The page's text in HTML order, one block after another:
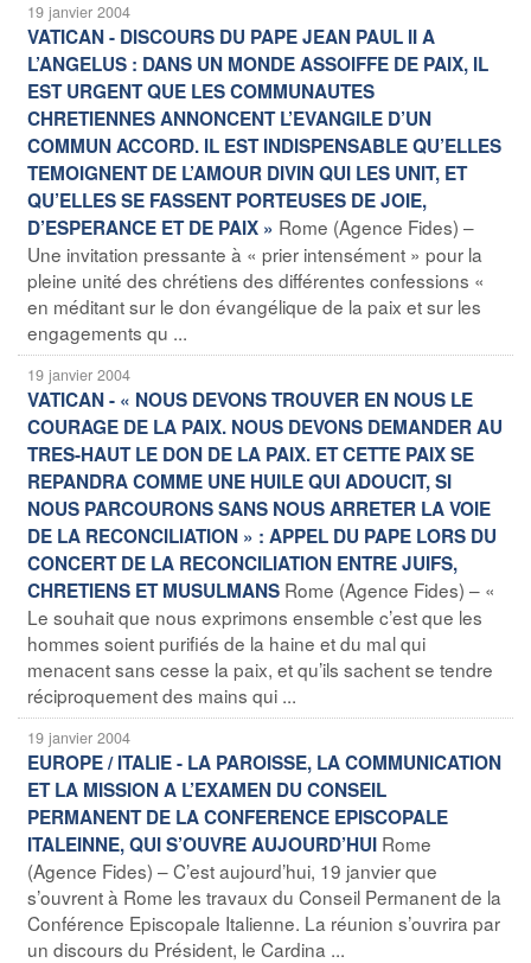
19 janvier 2004
VATICAN - DISCOURS DU PAPE JEAN PAUL II A
L’ANGELUS : DANS UN MONDE ASSOIFFE DE PAIX, IL
EST URGENT QUE LES COMMUNAUTES
CHRETIENNES ANNONCENT L’EVANGILE D’UN
COMMUN ACCORD. IL EST INDISPENSABLE QU’ELLES
TEMOIGNENT DE L’AMOUR DIVIN QUI LES UNIT, ET
QU’ELLES SE FASSENT PORTEUSES DE JOIE,
D’ESPERANCE ET DE PAIX » Rome (Agence Fides) –
Une invitation pressante à « prier intensément » pour la
pleine unité des chrétiens des différentes confessions «
en méditant sur le don évangélique de la paix et sur les
engagements qu ...
19 janvier 2004
VATICAN - « NOUS DEVONS TROUVER EN NOUS LE
COURAGE DE LA PAIX. NOUS DEVONS DEMANDER AU
TRES-HAUT LE DON DE LA PAIX. ET CETTE PAIX SE
REPANDRA COMME UNE HUILE QUI ADOUCIT, SI
NOUS PARCOURONS SANS NOUS ARRETER LA VOIE
DE LA RECONCILIATION » : APPEL DU PAPE LORS DU
CONCERT DE LA RECONCILIATION ENTRE JUIFS,
CHRETIENS ET MUSULMANS Rome (Agence Fides) – «
Le souhait que nous exprimons ensemble c’est que les
hommes soient purifiés de la haine et du mal qui
menacent sans cesse la paix, et qu’ils sachent se tendre
réciproquement des mains qui ...
19 janvier 2004
EUROPE / ITALIE - LA PAROISSE, LA COMMUNICATION
ET LA MISSION A L’EXAMEN DU CONSEIL
PERMANENT DE LA CONFERENCE EPISCOPALE
ITALEINNE, QUI S’OUVRE AUJOURD’HUI Rome
(Agence Fides) – C’est aujourd’hui, 19 janvier que
s’ouvrent à Rome les travaux du Conseil Permanent de la
Conférence Episcopale Italienne. La réunion s’ouvrira par
un discours du Président, le Cardina ...